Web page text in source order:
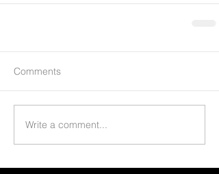
Comments
Write a comment...